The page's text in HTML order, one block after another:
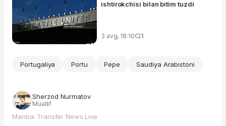
ishtirokchisi bilan bitim tuzdi
3 avg, 18:10 1
Portugaliya Portu Pepe Saudiya Arabistoni
Sherzod Nurmatov
Muallif
Manba: Transfer News Live